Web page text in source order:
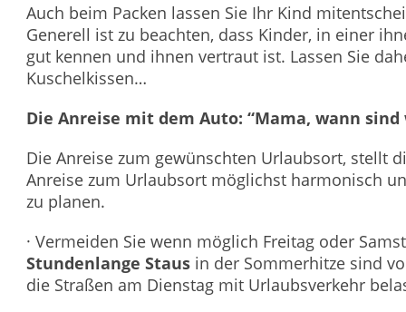
Auch beim Packen lassen Sie Ihr Kind
Generell ist zu beachten, dass Kinder, in einer
gut kennen und ihnen vertraut ist. Lassen Sie
Kuschelkissen…
Die Anreise mit dem Auto: “Mama, wann sind
Die Anreise zum gewünschten Urlaubsort, stellt
Anreise zum Urlaubsort möglichst harmonisch
zu planen.
· Vermeiden Sie wenn möglich Freitag oder
Stundenlange Stausin der Sommerhitze sind
die Straßen am Dienstag mit Urlaubsverkehr